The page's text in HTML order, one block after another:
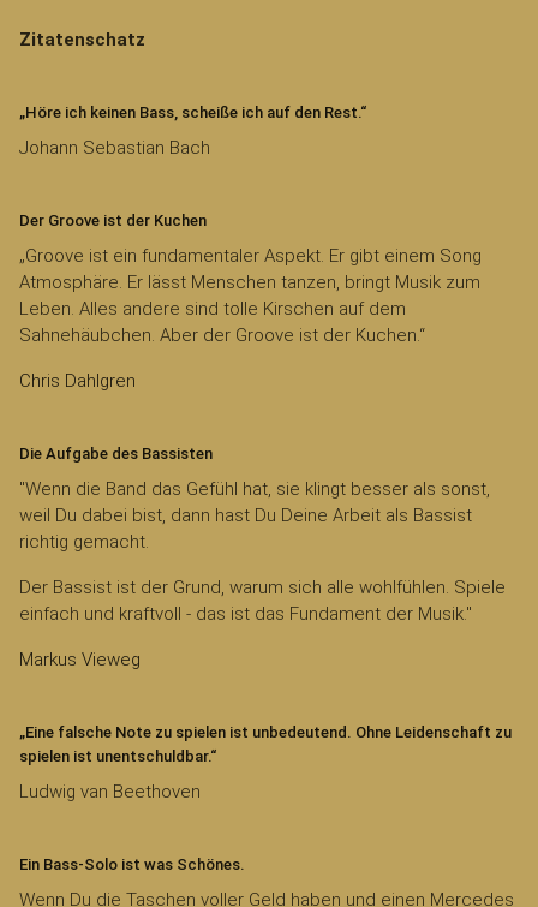
Zitatenschatz
„Höre ich keinen Bass, scheiße ich auf den Rest.“
Johann Sebastian Bach
Der Groove ist der Kuchen
„Groove ist ein fundamentaler Aspekt. Er gibt einem Song
Atmosphäre. Er lässt Menschen tanzen, bringt Musik zum
Leben. Alles andere sind tolle Kirschen auf dem
Sahnehäubchen. Aber der Groove ist der Kuchen.“
Chris Dahlgren
Die Aufgabe des Bassisten
"Wenn die Band das Gefühl hat, sie klingt besser als sonst,
weil Du dabei bist, dann hast Du Deine Arbeit als Bassist
richtig gemacht.
Der Bassist ist der Grund, warum sich alle wohlfühlen. Spiele
einfach und kraftvoll - das ist das Fundament der Musik."
Markus Vieweg
„Eine falsche Note zu spielen ist unbedeutend. Ohne Leidenschaft zu
spielen ist unentschuldbar.“
Ludwig van Beethoven
Ein Bass-Solo ist was Schönes.
Wenn Du die Taschen voller Geld haben und einen Mercedes